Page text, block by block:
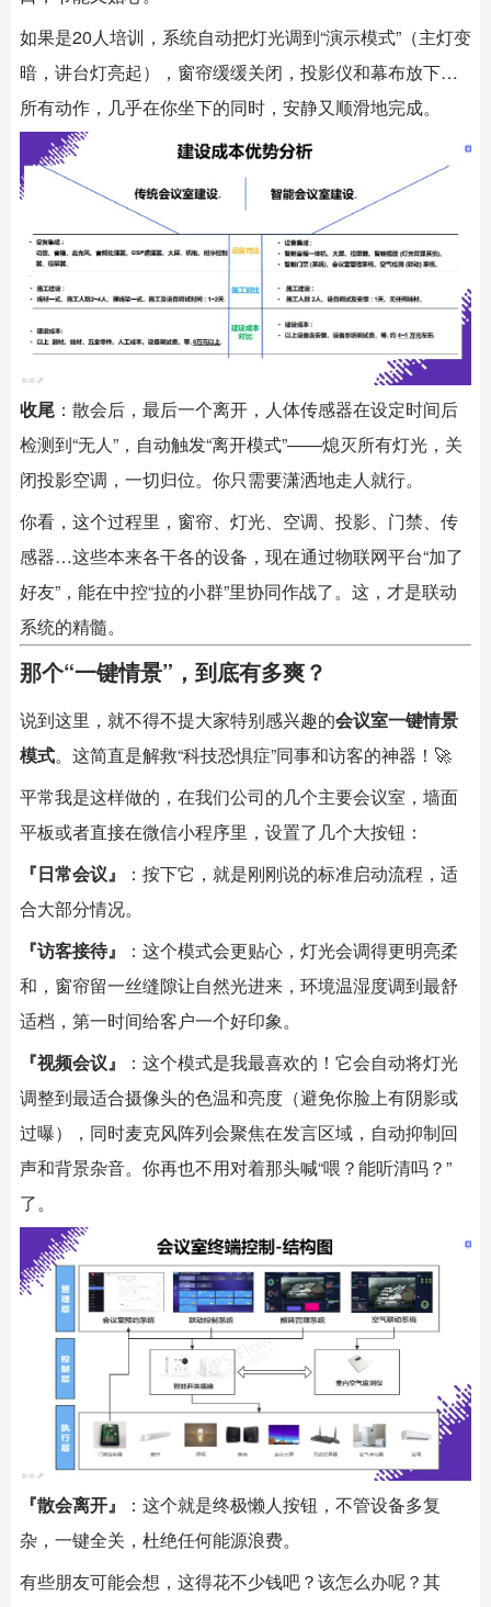
如果是20人培训，系统自动把灯光调到“演示模式”（主灯变
暗，讲台灯亮起），窗帘缓缓关闭，投影仪和幕布放下…
所有动作，几乎在你坐下的同时，安静又顺滑地完成。
收尾 ：散会后，最后一个离开，人体传感器在设定时间后
检测到“无人”，自动触发“离开模式”——熄灭所有灯光，关
闭投影空调，一切归位。你只需要潇洒地走人就行。
你看，这个过程里，窗帘、灯光、空调、投影、门禁、传
感器…这些本来各干各的设备，现在通过物联网平台“加了
好友”，能在中控“拉的小群”里协同作战了。这，才是联动
系统的精髓。
那个“一键情景”，到底有多爽？
说到这里，就不得不提大家特别感兴趣的会议室一键情景
模式。这简直是解救“科技恐惧症”同事和访客的神器！🚀
平常我是这样做的，在我们公司的几个主要会议室，墙面
平板或者直接在微信小程序里，设置了几个大按钮：
『日常会议』
：按下它，就是刚刚说的标准启动流程，适
合大部分情况。
『访客接待』
：这个模式会更贴心，灯光会调得更明亮柔
和，窗帘留一丝缝隙让自然光进来，环境温湿度调到最舒
适档，第一时间给客户一个好印象。
『视频会议』
：这个模式是我最喜欢的！它会自动将灯光
调整到最适合摄像头的色温和亮度（避免你脸上有阴影或
过曝），同时麦克风阵列会聚焦在发言区域，自动抑制回
声和背景杂音。你再也不用对着那头喊“喂？能听清吗？”
了。
『散会离开』
：这个就是终极懒人按钮，不管设备多复
杂，一键全关，杜绝任何能源浪费。
有些朋友可能会想，这得花不少钱吧？该怎么办呢？其